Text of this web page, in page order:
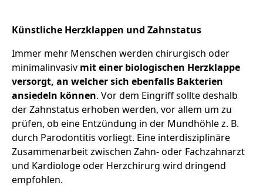
Künstliche Herzklappen und Zahnstatus
Immer mehr Menschen werden chirurgisch oder
minimalinvasiv mit einer biologischen Herzklappe
versorgt, an welcher sich ebenfalls Bakterien
ansiedeln können. Vor dem Eingriff sollte deshalb
der Zahnstatus erhoben werden, vor allem um zu
prüfen, ob eine Entzündung in der Mundhöhle z. B.
durch Parodontitis vorliegt. Eine interdisziplinäre
Zusammenarbeit zwischen Zahn- oder Fachzahnarzt
und Kardiologe oder Herzchirurg wird dringend
empfohlen.